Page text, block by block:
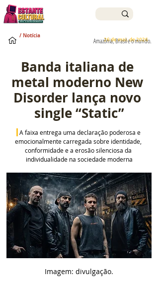
26 de mai. de 2026
Amazônia, Brasil e o mundo.
/ Notícia
Banda italiana de
metal moderno New
Disorder lança novo
single “Static”
A faixa entrega uma declaração poderosa e
emocionalmente carregada sobre identidade,
conformidade e a erosão silenciosa da
individualidade na sociedade moderna
Imagem: divulgação.